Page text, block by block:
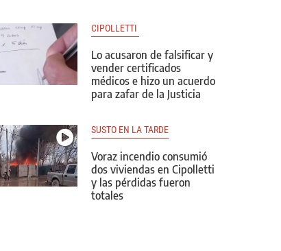
CIPOLLETTI
Lo acusaron de falsificar y
vender certificados
médicos e hizo un acuerdo
para zafar de la Justicia
SUSTO EN LA TARDE
Voraz incendio consumió
dos viviendas en Cipolletti
y las pérdidas fueron
totales